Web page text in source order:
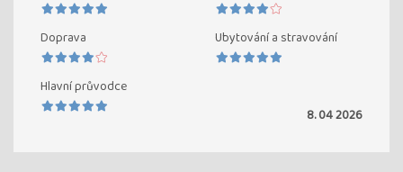
Doprava Ubytování a stravování
Hlavní průvodce
8. 04 2026